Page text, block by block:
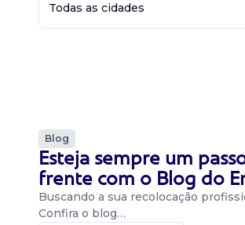
Todas as cidades
Blog
Esteja sempre um
frente com o Blog do
Buscando a sua recolocação
Confira o blog…